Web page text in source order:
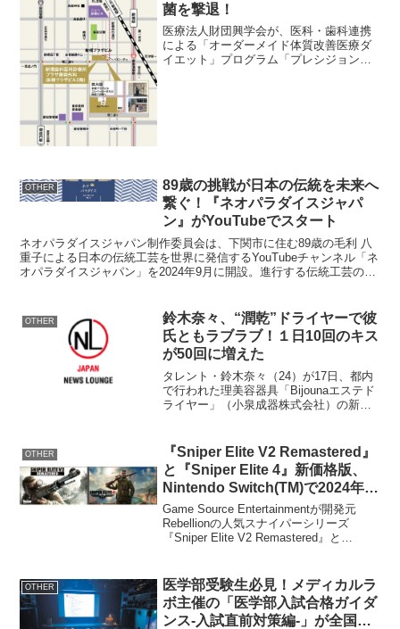
菌を撃退！
医療法人財団興学会が、医科・歯科連携
による「オーダーメイド体質改善医療ダ
イエット」プログラム「プレシジョンダ
OTHER
89歳の挑戦が日本の伝統を未来へ
繋ぐ！『ネオパラダイスジャパ
ン』がYouTubeでスタート
ネオパラダイスジャパン制作委員会は、下関市に住む89歳の毛利 八
重子による日本の伝統工芸を世界に発信するYouTubeチャンネル「ネ
オパラダイスジャパン」を2024年9月に開設。進行する伝統工芸の後
OTHER
鈴木奈々、“潤乾”ドライヤーで彼
氏ともラブラブ！１日10回のキス
が50回に増えた
タレント・鈴木奈々（24）が17日、都内
で行われた理美容器具「Bijounaエステド
ライヤー」（小泉成器株式会社）の新製
た。 “私を癒して美しくする、可愛いエ
ステシリーズ...
OTHER
『Sniper Elite V2 Remastered』
と『Sniper Elite 4』新価格版、
Nintendo Switch(TM)で2024年
12月12日発売
Game Source Entertainmentが開発元
Rebellionの人気スナイパーシリーズ
『Sniper Elite V2 Remastered』と
OTHER
医学部受験生必見！メディカルラ
ボ主催の「医学部入試合格ガイダ
ンス-入試直前対策編-」が全国で